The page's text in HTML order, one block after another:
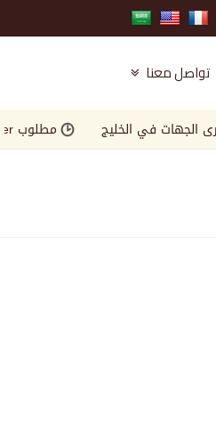
تواصل معنا
في الخليج مطلوب Landscape Engineer للعمل لدى كبرى الجهات في الخليج